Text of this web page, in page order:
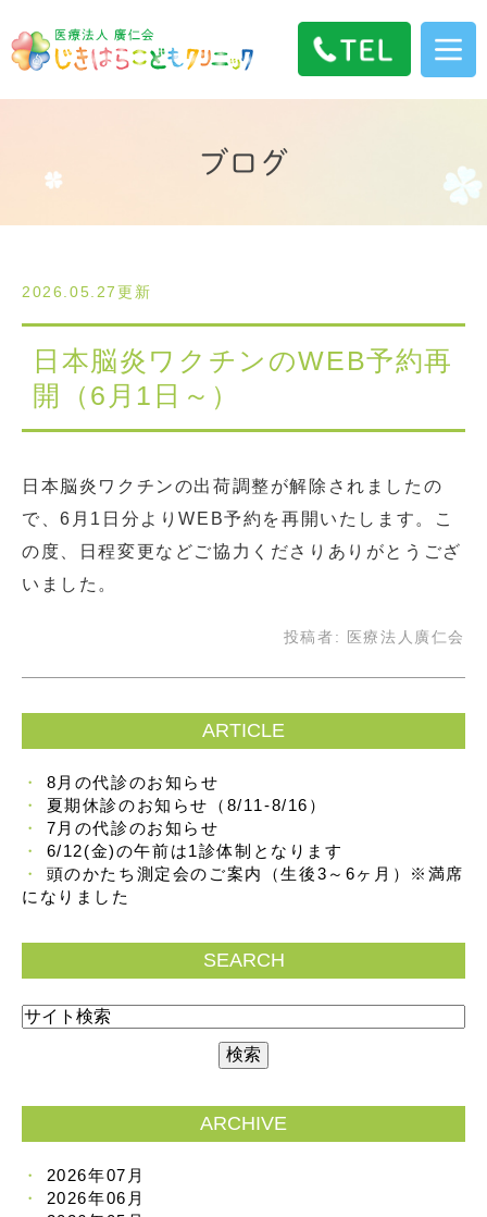
ブログ
2026.05.27更新
日本脳炎ワクチンのWEB予約再
開（6月1日～）
日本脳炎ワクチンの出荷調整が解除されましたの
で、6月1日分よりWEB予約を再開いたします。こ
の度、日程変更などご協力くださりありがとうござ
いました。
投稿者: 医療法人廣仁会
ARTICLE
8月の代診のお知らせ
夏期休診のお知らせ（8/11-8/16）
7月の代診のお知らせ
6/12(金)の午前は1診体制となります
頭のかたち測定会のご案内（生後3～6ヶ月）※満席
になりました
SEARCH
ARCHIVE
2026年07月
2026年06月